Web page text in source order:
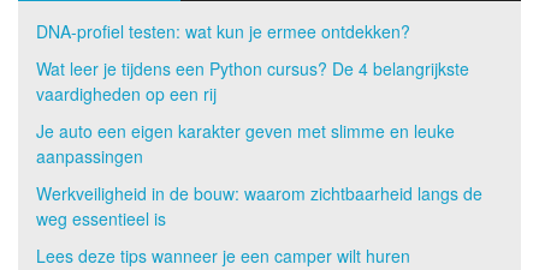
DNA-profiel testen: wat kun je ermee ontdekken?
Wat leer je tijdens een Python cursus? De 4 belangrijkste
vaardigheden op een rij
Je auto een eigen karakter geven met slimme en leuke
aanpassingen
Werkveiligheid in de bouw: waarom zichtbaarheid langs de
weg essentieel is
Lees deze tips wanneer je een camper wilt huren